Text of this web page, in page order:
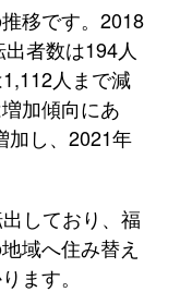
移です。2018
者数は194人
人まで減
加傾向にあ
加し、2021年
しており、福
域へ住み替え
ます。